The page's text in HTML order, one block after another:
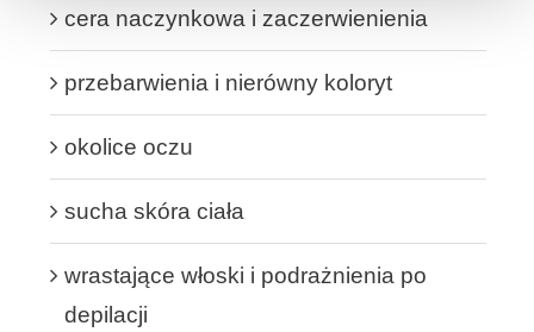
cera naczynkowa i zaczerwienienia
przebarwienia i nierówny koloryt
okolice oczu
sucha skóra ciała
wrastające włoski i podrażnienia po
depilacji